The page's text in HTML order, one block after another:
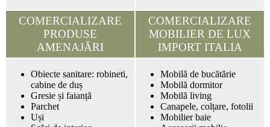
COMERCIALIZARE
PRODUSE
AMENAJĂRI
COMERCIALIZARE
MOBILIER DE LUX
IMPORT ITALIA
Obiecte sanitare: robineti,
cabine de duș
Gresie și faianță
Parchet
Uși
Mobilă de bucătărie
Mobilă dormitor
Mobilă living
Canapele, colțare, fotolii
Mobilier baie